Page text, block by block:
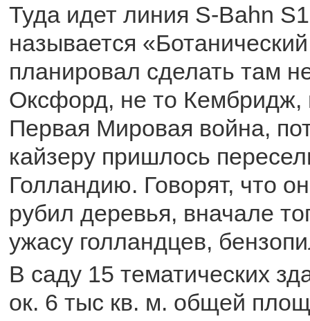
Туда идет линия S-Bahn
называется
планировал сделать там
Оксфорд, не то Кембридж,
Первая Мировая война,
кайзеру пришлось
Голландию. Говорят, что
рубил деревья, вначале
ужасу голландцев,
В саду 15 тематических
ок. 6 тыс кв. м. общей